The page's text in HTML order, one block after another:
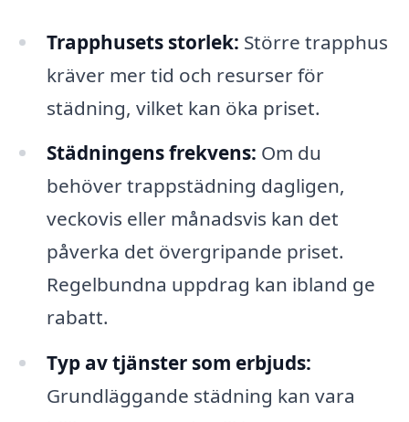
Trapphusets storlek: Större trapphus
kräver mer tid och resurser för
städning, vilket kan öka priset.
Städningens frekvens: Om du
behöver trappstädning dagligen,
veckovis eller månadsvis kan det
påverka det övergripande priset.
Regelbundna uppdrag kan ibland ge
rabatt.
Typ av tjänster som erbjuds:
Grundläggande städning kan vara